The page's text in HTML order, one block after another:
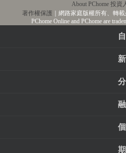
About PChome 投資
著作權保護 ｜網路家庭版權所有、轉
PChome Online and PChome are